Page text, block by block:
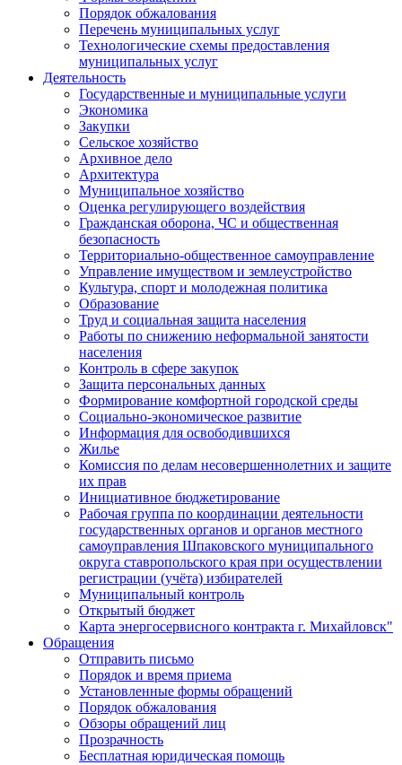
Порядок обжалования
Перечень муниципальных услуг
Технологические схемы предоставления
муниципальных услуг
Деятельность
Государственные и муниципальные услуги
Экономика
Закупки
Сельское хозяйство
Архивное дело
Архитектура
Муниципальное хозяйство
Оценка регулирующего воздействия
Гражданская оборона, ЧС и общественная
безопасность
Территориально-общественное самоуправление
Управление имуществом и землеустройство
Культура, спорт и молодежная политика
Образование
Труд и социальная защита населения
Работы по снижению неформальной занятости
населения
Контроль в сфере закупок
Защита персональных данных
Формирование комфортной городской среды
Социально-экономическое развитие
Информация для освободившихся
Жилье
Комиссия по делам несовершеннолетних и защите
их прав
Инициативное бюджетирование
Рабочая группа по координации деятельности
государственных органов и органов местного
самоуправления Шпаковского муниципального
округа ставропольского края при осуществлении
регистрации (учёта) избирателей
Муниципальный контроль
Открытый бюджет
Карта энергосервисного контракта г. Михайловск"
Обращения
Отправить письмо
Порядок и время приема
Установленные формы обращений
Порядок обжалования
Обзоры обращений лиц
Прозрачность
Бесплатная юридическая помощь